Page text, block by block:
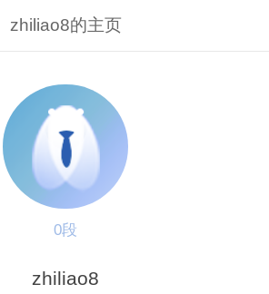
zhiliao8的主页
0段
zhiliao8